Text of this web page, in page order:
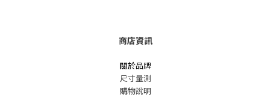
商店資訊
關於品牌
尺寸量測
購物說明